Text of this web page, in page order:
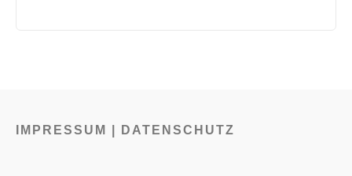
IMPRESSUM | DATENSCHUTZ